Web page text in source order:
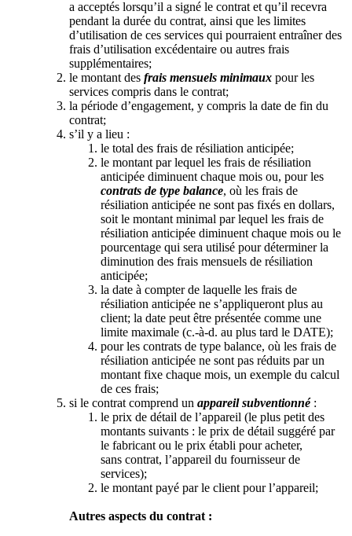
a acceptés lorsqu’il a signé le contrat et qu’il recevra
pendant la durée du contrat, ainsi que les limites
d’utilisation de ces services qui pourraient entraîner des
frais d’utilisation excédentaire ou autres frais
supplémentaires;
le montant des frais mensuels minimaux pour les
services compris dans le contrat;
la période d’engagement, y compris la date de fin du
contrat;
s’il y a lieu :
le total des frais de résiliation anticipée;
le montant par lequel les frais de résiliation
anticipée diminuent chaque mois ou, pour les
contrats de type balance, où les frais de
résiliation anticipée ne sont pas fixés en dollars,
soit le montant minimal par lequel les frais de
résiliation anticipée diminuent chaque mois ou le
pourcentage qui sera utilisé pour déterminer la
diminution des frais mensuels de résiliation
anticipée;
la date à compter de laquelle les frais de
résiliation anticipée ne s’appliqueront plus au
client; la date peut être présentée comme une
limite maximale (c.-à-d. au plus tard le DATE);
pour les contrats de type balance, où les frais de
résiliation anticipée ne sont pas réduits par un
montant fixe chaque mois, un exemple du calcul
de ces frais;
si le contrat comprend un appareil subventionné:
le prix de détail de l’appareil (le plus petit des
montants suivants : le prix de détail suggéré par
le fabricant ou le prix établi pour acheter,
sans contrat, l’appareil du fournisseur de
services);
le montant payé par le client pour l’appareil;
Autres aspects du contrat :